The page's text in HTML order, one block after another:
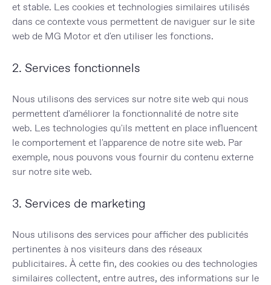
et stable. Les cookies et technologies similaires utilisés
dans ce contexte vous permettent de naviguer sur le site
web de MG Motor et d'en utiliser les fonctions.
2. Services fonctionnels
Nous utilisons des services sur notre site web qui nous
permettent d'améliorer la fonctionnalité de notre site
web. Les technologies qu'ils mettent en place influencent
le comportement et l'apparence de notre site web. Par
exemple, nous pouvons vous fournir du contenu externe
sur notre site web.
3. Services de marketing
Nous utilisons des services pour afficher des publicités
pertinentes à nos visiteurs dans des réseaux
publicitaires. À cette fin, des cookies ou des technologies
similaires collectent, entre autres, des informations sur le